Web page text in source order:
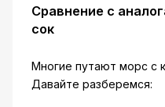
Сравнение с
сок
Многие путают морс с
Давайте разберемся: